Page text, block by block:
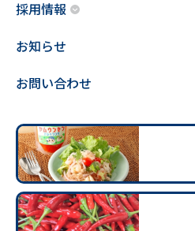
採用情報
お知らせ
お問い合わせ